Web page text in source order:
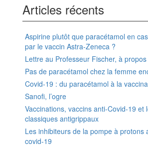
Articles récents
Aspirine plutôt que paracétamol en
par le vaccin Astra-Zeneca ?
Lettre au Professeur Fischer, à
Pas de paracétamol chez la femme
Covid-19 : du paracétamol à la
Sanofi, l’ogre
Vaccinations, vaccins anti-Covid-19 et
classiques antigrippaux
Les inhibiteurs de la pompe à protons
covid-19